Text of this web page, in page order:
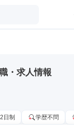
・求人情報
日制 学歴不問